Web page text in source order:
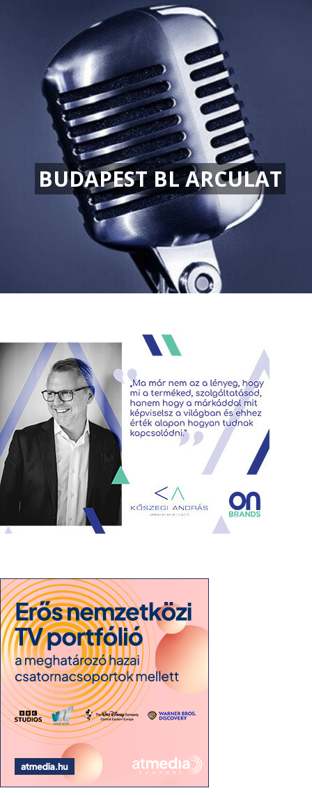
BUDAPEST BL ARCULAT